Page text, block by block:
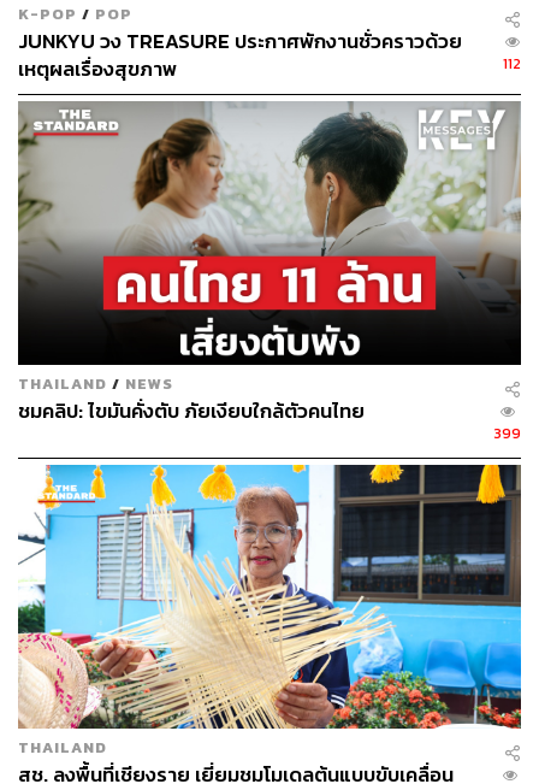
2. เริ่มแบบค่อยเป็นค่อยไป
ใครที่เคยชินกับการกินเนื้อสัตว์ บุฟเฟต์ อาหารมื้อหนักๆ ให้
ลองค่อยๆ เปลี่ยนแปลงการกิน อาจเริ่มต้นด้วยการกำหนดวัน
สำหรับกินมังสวิรัติเป็น 2-3 วันต่อสัปดาห์ก่อน หากร่างกาย
เริ่มปรับได้แล้วค่อยเพิ่มจำนวนวันที่มากขึ้น
K-POP / POP
JUNKYU วง TREASURE ประกาศพักงานชั่วคราวด้วย
เหตุผลเรื่องสุขภาพ
112
THAILAND / NEWS
ชมคลิป: ไขมันคั่งตับ ภัยเงียบใกล้ตัวคนไทย
399
THAILAND
สช. ลงพื้นที่เชียงราย เยี่ยมชมโมเดลต้นแบบขับเคลื่อน